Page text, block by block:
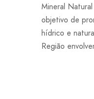
Mineral
objetivo de
hídrico e
Região